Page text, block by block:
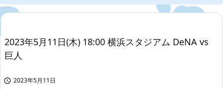
2023年5月11日(木) 18:00 横浜スタジアム DeNA vs
巨人
 2023年5月11日